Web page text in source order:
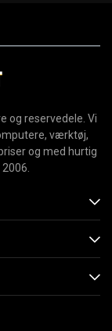
og reservedele. Vi
værktøj,
og med hurtig